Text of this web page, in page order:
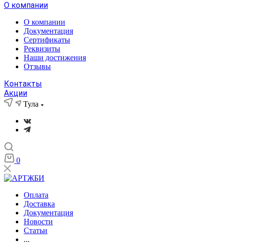
О компании
О компании
Документация
Сертификаты
Реквизиты
Наши достижения
Отзывы
Контакты
Акции
Тула
0
Оплата
Доставка
Документация
Новости
Статьи
...